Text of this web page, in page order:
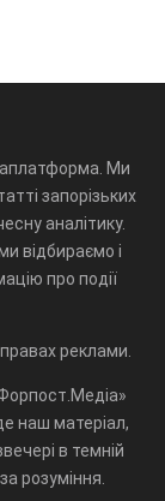
Ми
запорізьких
аналітику.
відбираємо і
про події
реклами.
наш матеріал,
в темній
розуміння.